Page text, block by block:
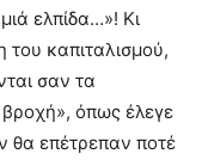
ελπίδα…»! Κι
καπιταλισμού,
σαν τα
βροχή», όπως έλεγε
θα επέτρεπαν ποτέ